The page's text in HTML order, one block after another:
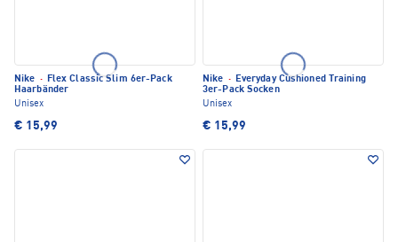
Nike · Flex Classic Slim 6er-Pack
Haarbänder
Unisex
€ 15,99
Nike · Everyday Cushioned Training
3er-Pack Socken
Unisex
€ 15,99